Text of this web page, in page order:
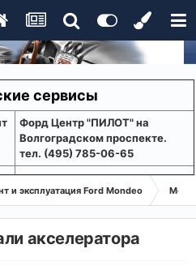
сервисы
Форд Центр "ПИЛОТ" на
Волгоградском проспекте.
тел. (495) 785-06-65
и эксплуатация Ford Mondeo
акселератора